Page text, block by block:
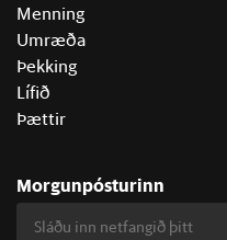
Menning
Umræða
Þekking
Lífið
Þættir
Morgunpósturinn